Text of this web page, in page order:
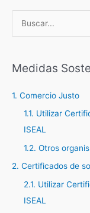
c
r
:
Medidas
1. Comercio Justo
1.1. Utilizar
ISEAL
1.2. Otros
2. Certificados de
2.1. Utilizar
ISEAL